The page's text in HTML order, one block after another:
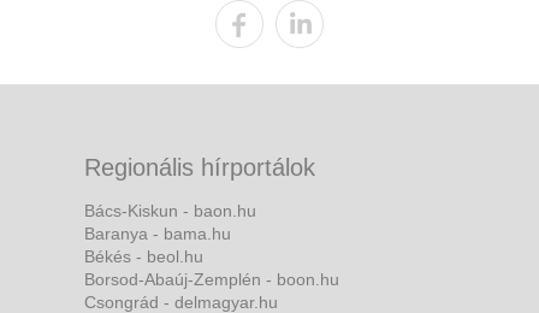
Regionális hírportálok
Bács-Kiskun - baon.hu
Baranya - bama.hu
Békés - beol.hu
Borsod-Abaúj-Zemplén - boon.hu
Csongrád - delmagyar.hu